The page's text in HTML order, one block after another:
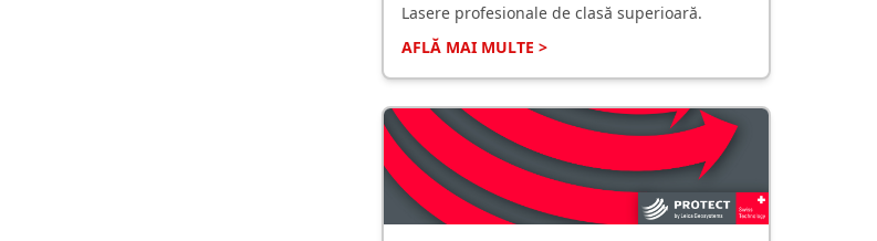
Lasere profesionale de clasă superioară.
AFLĂ MAI MULTE >